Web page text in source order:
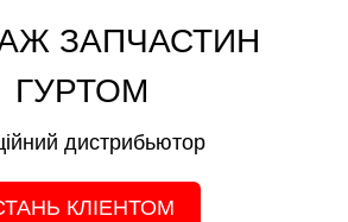
ЗАПЧАСТИН
ГУРТОМ
дистрибьютор
КЛІЕНТОМ